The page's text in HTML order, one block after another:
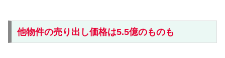
他物件の売り出し価格は5.5億のものも